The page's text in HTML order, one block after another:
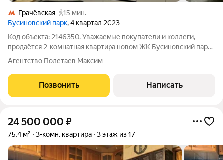
Грачёвская
15 мин.
Бусиновский парк, 4 квартал 2023
Код объекта: 2146350. Уважаемые покупатели и коллеги,
продаётся 2-комнатная квартира новом ЖК Бусиновский парк
от застройщика ПИК. Квартира расположена на 7 этаже 33-
площадь составляет 21,6
Агентство Полетаев Максим
Позвонить Написать
24 500 000 ₽
75,4 м² 3-комн. квартира 3 этаж из 17